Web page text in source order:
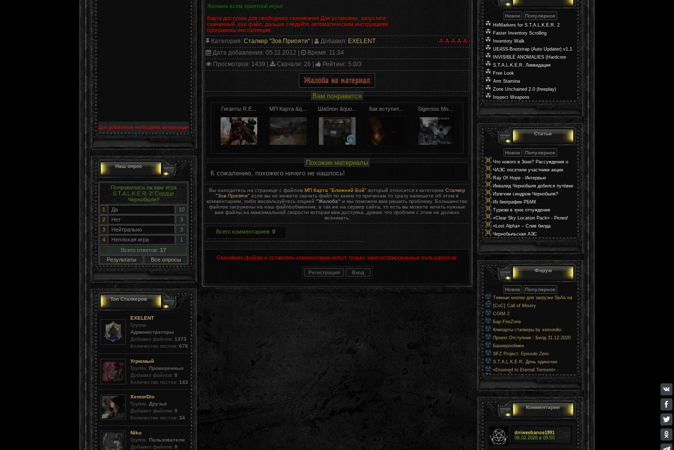
Для добавления необходима авторизация
Наш опрос
Понравилась ли вам игра
S.T.A.L.K.E.R. 2: Сердце
Чернобыля?
1
Да
10
2
Нет
3
3
Нейтрально
3
4
Неплохая игра
1
Всего ответов: 17
Результаты
Все опросы
Топ Сталкеров
EXELENT
Группа:
Администраторы
Добавил файлов: 1373
Количество постов: 678
Угрюмый
Группа: Проверенные
Добавил файлов: 0
Количество постов: 143
XemorDio
Группа: Друзья
Добавил файлов: 0
Количество постов: 34
Niko
Группа: Пользователи
Добавил файлов: 0
Желаем всем приятной игры!
Карта доступна для свободного скачивания Для установки, запустите
скачанный .exe файл, дальше следуйте автоматическим инструкциям
программы инсталляции.
Категория: Сталкер "Зов Припяти"| Добавил: EXELENT
Дата добавления: 05.11.2012 | Время: 11:34
Просмотров: 1439 | Скачали: 26 | Рейтинг: 5.0/3
Вам понравится
Гиганты R.E... МП Карта &q... Шаблон &quo... Как вступит... Sigerous Mo...
Похожие материалы
К сожалению, похожего ничего не нашлось!
Вы находитесь на странице с файлом МП Карта "Ближний Бой"который относится к категории Сталкер
"Зов Припяти" если вы не можете скачать файл по каким то причинам то сразу напишите об этом в
комментариях, либо воспользуйтесь опцией "Жалоба" и мы поможем вам решить проблему. Большинство
файлов загружены на наш файлообменник, а так же на сервер сайта, то есть вы можете качать нужные
вам файлы на максимальной скорости которая вам доступна, думаю что проблем с этим не должно
возникать.
Всего комментариев: 0
Скачивать файлы и оставлять комментарии могут только зарегистрированные пользователи.
HitMarkers for S.T.A.L.K.E.R. 2
Faster Inventory Scrolling
Inventory Walk
UE4SS-Bootstrap (Auto Updater) v1.1
INVISIBLE ANOMALIES (Hardcore
Mod)
S.T.A.L.K.E.R. Ликвидация
Free Look
Arm Stamina
Zone Unchained 2.0 (freeplay)
Inspect Weapons
Статьи
Что нового в Зоне? Рассуждения о
мире в S.T.A.L.K.E.R. 2
ЧАЭС посетили участники акции
«Поезд Единения Украины»
Ray Of Hope - Интервью
Инвалид Чернобыля добился путёвки
через прокуратуру
Излечим синдром Чернобыля?
Из биографии РБМК
Туризм в зоне отчуждения
Чернобыльской АЭС
«Clear Sky Location Pack» - Релиз!
«Lost Alpha» – Слив билда
Чернобыльская АЭС
Форум
Темные кнопки для загрузки SpAa на
uCoz
[CoC] Call of Misery
CGIM 2
Бар FireZone
Клипарты сталкеры by xemordio.
Проект Отступник - Билд 31.12.2020
Баннерообмен
SFZ Project: Episode Zero
S.T.A.L.K.E.R. День одиночки
«Doomed to Eternal Torment» -
Обречённый на вечные муки
Комментарии
dniweebanoe1991
09.02.2026 в05:03